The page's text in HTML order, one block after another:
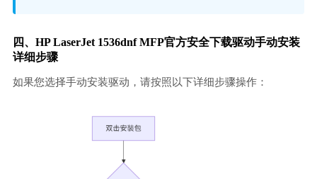
四、HP LaserJet 1536dnf MFP官方安全下载驱动手动安装
详细步骤
如果您选择手动安装驱动，请按照以下详细步骤操作：